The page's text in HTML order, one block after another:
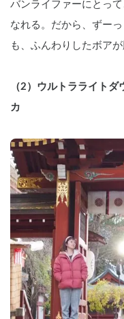
バンライファーにとっ
なれる。だから、ずー
も、ふんわりしたボア
（2）ウルトラライト
カ